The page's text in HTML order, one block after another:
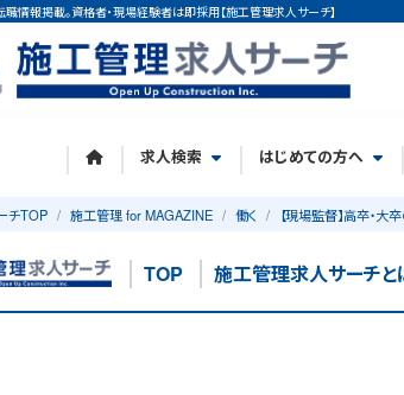
情報掲載。資格者・現場経験者は即採用【施工管理求人サーチ】
求人検索 はじめての方へ
チTOP 施工管理 for MAGAZINE 働く 【現場監督】高卒・大
TOP 施工管理求人サーチと